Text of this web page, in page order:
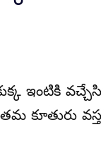
ఇంటికి